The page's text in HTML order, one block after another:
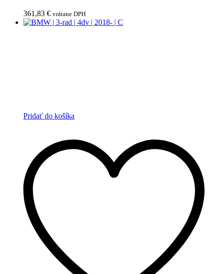
361,83 € vrátane DPH
Pridať do košíka